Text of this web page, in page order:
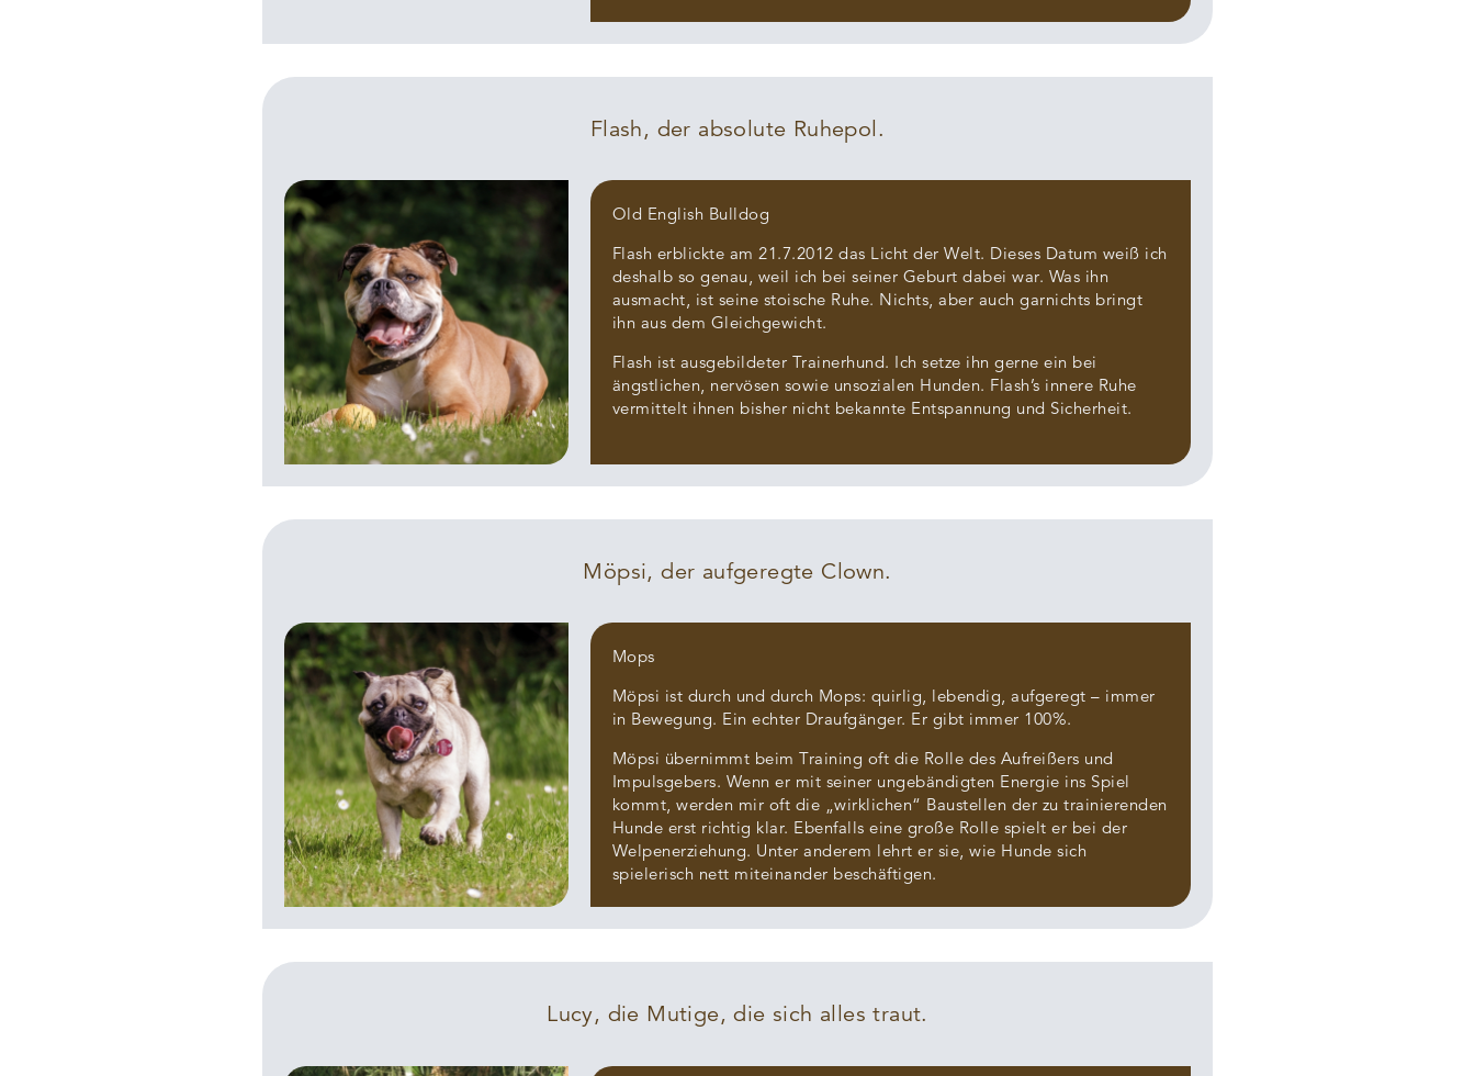
Flash, der absolute Ruhepol.
Old English Bulldog
Flash erblickte am 21.7.2012 das Licht der Welt. Dieses Datum weiß ich
deshalb so genau, weil ich bei seiner Geburt dabei war. Was ihn
ausmacht, ist seine stoische Ruhe. Nichts, aber auch garnichts bringt
ihn aus dem Gleichgewicht.
Flash ist ausgebildeter Trainerhund. Ich setze ihn gerne ein bei
ängstlichen, nervösen sowie unsozialen Hunden. Flash’s innere Ruhe
vermittelt ihnen bisher nicht bekannte Entspannung und Sicherheit.
Möpsi, der aufgeregte Clown.
Mops
Möpsi ist durch und durch Mops: quirlig, lebendig, aufgeregt – immer
in Bewegung. Ein echter Draufgänger. Er gibt immer 100%.
Möpsi übernimmt beim Training oft die Rolle des Aufreißers und
Impulsgebers. Wenn er mit seiner ungebändigten Energie ins Spiel
kommt, werden mir oft die „wirklichen“ Baustellen der zu trainierenden
Hunde erst richtig klar. Ebenfalls eine große Rolle spielt er bei der
Welpenerziehung. Unter anderem lehrt er sie, wie Hunde sich
spielerisch nett miteinander beschäftigen.
Lucy, die Mutige, die sich alles traut.